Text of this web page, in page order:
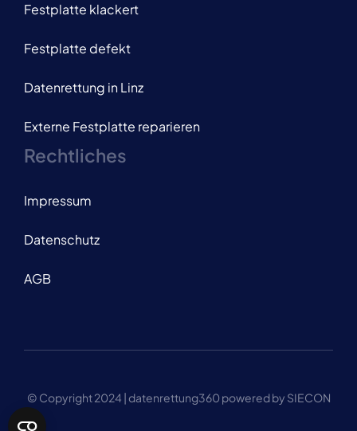
Festplatte klackert
Festplatte defekt
Datenrettung in Linz
Externe Festplatte reparieren
Rechtliches
Impressum
Datenschutz
AGB
© Copyright 2024 | datenrettung360 powered by SIECON